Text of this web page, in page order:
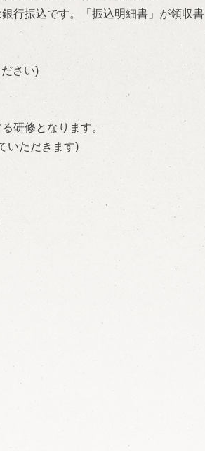
振込です。「振込明細書」が領収書
さい)
る研修となります。
いただきます)